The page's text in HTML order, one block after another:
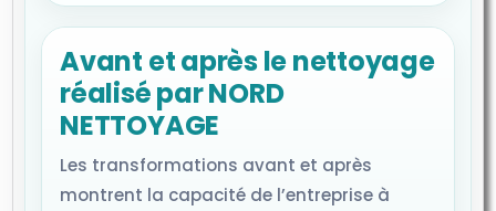
Avant et après le nettoyage
réalisé par NORD
NETTOYAGE
Les transformations avant et après
montrent la capacité de l’entreprise à